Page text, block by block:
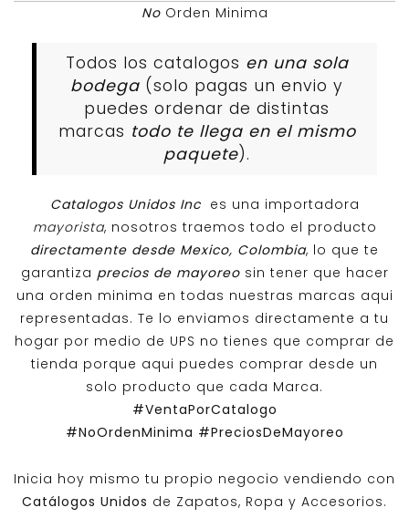
NoOrden Minima
Todos los catalogos en una sola
bodega (solo pagas un envio y
puedes ordenar de distintas
marcas todo te llega en el mismo
paquete).
Catalogos Unidos Inc es una importadora
mayorista, nosotros traemos todo el producto
directamente desde Mexico, Colombia, lo que te
garantiza precios de mayoreosin tener que hacer
una orden minima en todas nuestras marcas aqui
representadas. Te lo enviamos directamente a tu
hogar por medio de UPS no tienes que comprar de
tienda porque aqui puedes comprar desde un
solo producto que cada Marca.
#VentaPorCatalogo
#NoOrdenMinima #PreciosDeMayoreo
Inicia hoy mismo tu propio negocio vendiendo con
Catálogos Unidos de Zapatos, Ropa y Accesorios.